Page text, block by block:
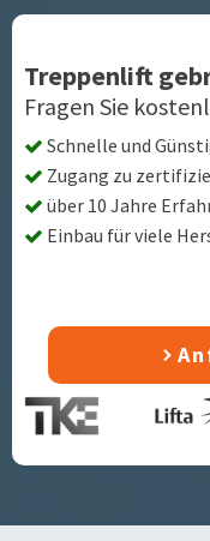
Treppenlift
Fragen Sie
Schnelle und
Zugang zu
über 10 Jahre
Einbau für viele